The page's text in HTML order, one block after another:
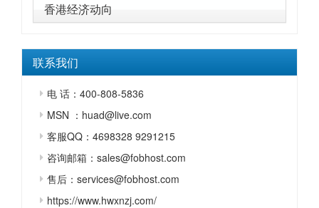
香港经济动向
联系我们
电 话：400-808-5836
MSN ：huad@live.com
客服QQ：4698328 9291215
咨询邮箱：sales@fobhost.com
售后：services@fobhost.com
https://www.hwxnzj.com/